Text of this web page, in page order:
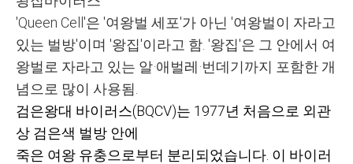
'Queen Cell'은 '여왕벌 세포'가 아닌 '여왕벌이 자라고
있는 벌방'이며 '왕집'이라고 함 . '왕집'은 그 안에서 여
왕벌로 자라고 있는 알·애벌레·번데기까지 포함한 개
념으로 많이 사용됨
검은왕대 바이러스(BQCV)는 1977년 처음으로 외관
상 검은색 벌방 안에
죽은 여왕 유충으로부터 분리되었습니다 이 바이러